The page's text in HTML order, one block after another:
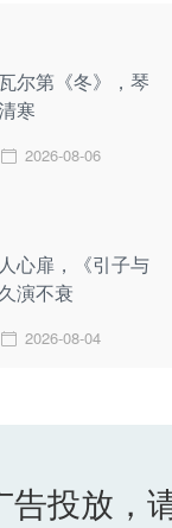
尔第《冬》，琴
寒
2026-08-06
心扉，《引子与
演不衰
2026-08-04
告投放，